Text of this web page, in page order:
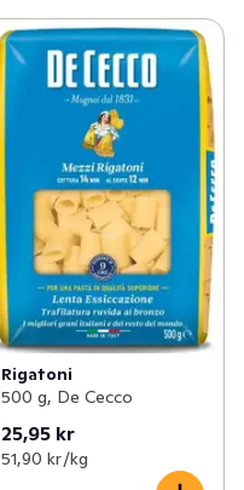
Rigatoni
500 g, De Cecco
25,95 kr
51,90 kr /kg